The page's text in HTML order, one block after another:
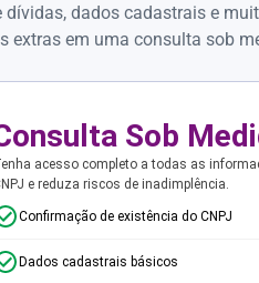
dados cadastrais e
extras em uma consulta sob
Sob
acesso completo a todas as
e reduza riscos de inadimplência.
Confirmação de existência do CNPJ
Dados cadastrais básicos